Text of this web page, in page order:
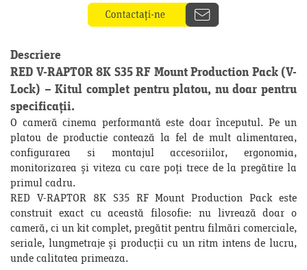
Descriere
RED V-RAPTOR 8K S35 RF Mount Production Pack (V-
Lock) – Kitul complet pentru platou, nu doar pentru
specificații.
O cameră cinema performantă este doar începutul. Pe un
platou de productie contează la fel de mult alimentarea,
configurarea si montajul accesoriilor, ergonomia,
monitorizarea și viteza cu care poți trece de la pregătire la
primul cadru.
RED V-RAPTOR 8K S35 RF Mount Production Pack este
construit exact cu această filosofie: nu livrează doar o
cameră, ci un kit complet, pregătit pentru filmări comerciale,
seriale, lungmetraje și producții cu un ritm intens de lucru,
unde calitatea primeaza.